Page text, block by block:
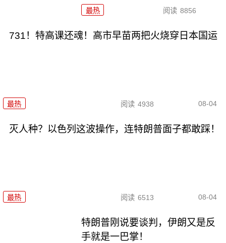
最热 阅读 8856
731！特高课还魂！高市早苗两把火烧穿日本国运
最热 阅读 4938 08-04
灭人种？以色列这波操作，连特朗普面子都敢踩！
最热 阅读 6513 08-04
特朗普刚说要谈判，伊朗又是反
手就是一巴掌！